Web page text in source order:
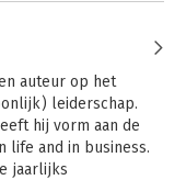
auteur op het
leiderschap.
hij vorm aan de
life and in business.
jaarlijks